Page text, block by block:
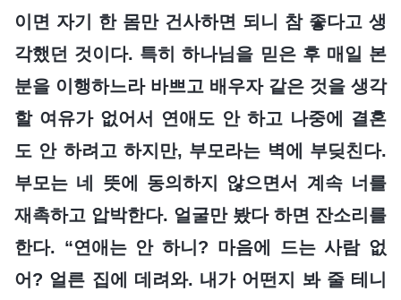
이면 자기 한 몸만 건사하면 되니 참 좋다고 생
각했던 것이다. 특히 하나님을 믿은 후 매일 본
분을 이행하느라 바쁘고 배우자 같은 것을 생각
할 여유가 없어서 연애도 안 하고 나중에 결혼
도 안 하려고 하지만, 부모라는 벽에 부딪친다.
부모는 네 뜻에 동의하지 않으면서 계속 너를
재촉하고 압박한다. 얼굴만 봤다 하면 잔소리를
한다. “연애는 안 하니? 마음에 드는 사람 없
어? 얼른 집에 데려와. 내가 어떤지 봐 줄 테니